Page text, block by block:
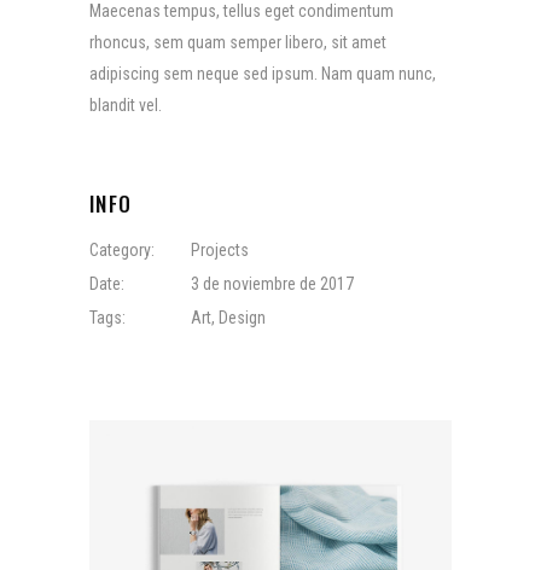
Maecenas tempus, tellus eget condimentum
rhoncus, sem quam semper libero, sit amet
adipiscing sem neque sed ipsum. Nam quam nunc,
blandit vel.
INFO
Category:
Projects
Date:
3 de noviembre de 2017
Tags:
Art, Design